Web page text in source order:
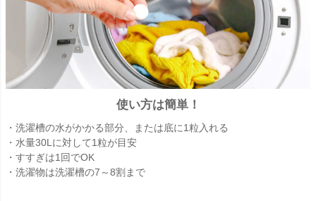
使い方は簡単！
・洗濯槽の水がかかる部分、または底に1粒入れる
・水量30Lに対して1粒が目安
・すすぎは1回でOK
・洗濯物は洗濯槽の7～8割まで